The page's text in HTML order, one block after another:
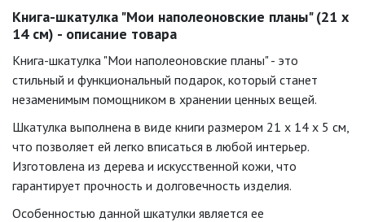
Книга-шкатулка "Мои наполеоновские планы" (21 х
14 см) - описание товара
Книга-шкатулка "Мои наполеоновские планы" - это
стильный и функциональный подарок, который станет
незаменимым помощником в хранении ценных вещей.
Шкатулка выполнена в виде книги размером 21 x 14 x 5 см,
что позволяет ей легко вписаться в любой интерьер.
Изготовлена из дерева и искусственной кожи, что
гарантирует прочность и долговечность изделия.
Особенностью данной шкатулки является ее